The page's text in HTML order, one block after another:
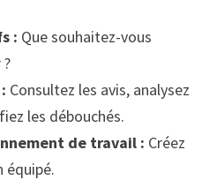
: Que souhaitez-vous
Consultez les avis, analysez
les débouchés.
de travail : Créez
équipé.